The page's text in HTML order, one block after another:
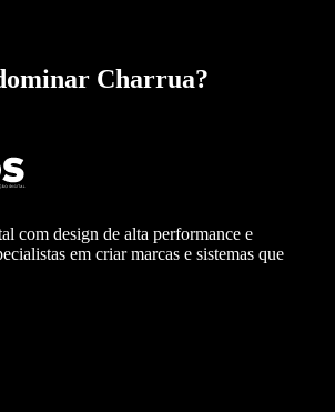
Charrua?
com design de alta performance e
em criar marcas e sistemas que